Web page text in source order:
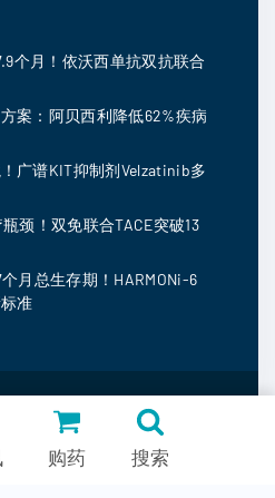
个月！依沃西单抗双抗联合
案：阿贝西利降低62%疾病
广谱KIT抑制剂Velzatinib多
颈！双免联合TACE突破13
月总生存期！HARMONi-6
准
© 2026
购药 搜索